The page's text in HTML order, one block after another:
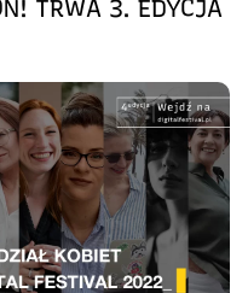
TRWA 3. EDYCJA